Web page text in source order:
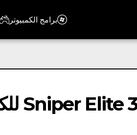
برامج الكمبيوتر